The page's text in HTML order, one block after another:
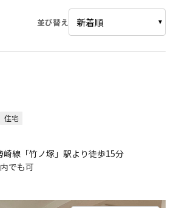
並び替え
住宅
崎線「竹ノ塚」駅より徒歩15分
でも可